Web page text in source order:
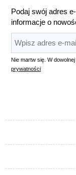
Podaj swój adres
informacje o
Nie martw się. W
prywatności